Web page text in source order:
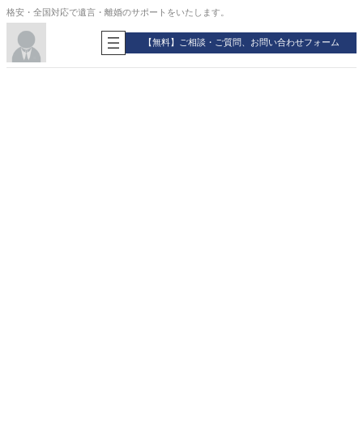
内
ス
格安・全国対応で遺言・離婚のサポートをいたします。
【無料】ご相談・ご質問、お問い合わせフォーム